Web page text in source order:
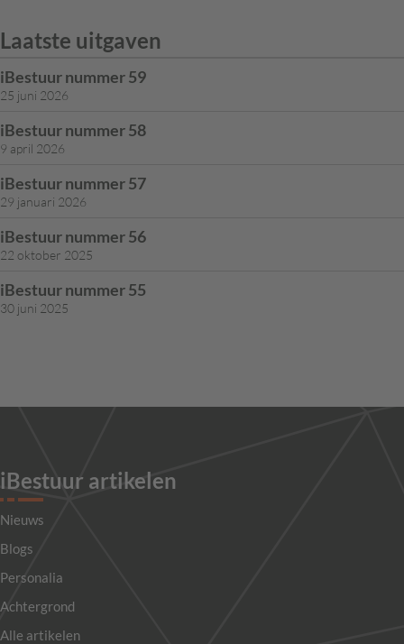
Laatste uitgaven
iBestuur nummer 59
25 juni 2026
iBestuur nummer 58
9 april 2026
iBestuur nummer 57
29 januari 2026
iBestuur nummer 56
22 oktober 2025
iBestuur nummer 55
30 juni 2025
iBestuur artikelen
Nieuws
Blogs
Personalia
Achtergrond
Alle artikelen